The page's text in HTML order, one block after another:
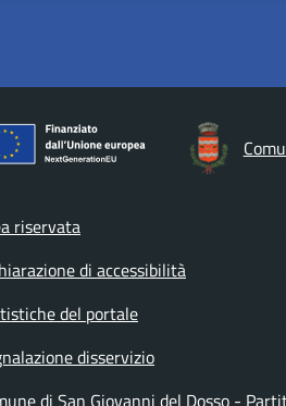
menu
riservata
di accessibilità
del portale
disservizio
di San Giovanni del Dosso -